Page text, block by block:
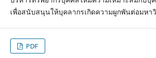
เพื่อสนับสนุนให้บุคลากรเกิดความผูกพันต่อมหา
PDF